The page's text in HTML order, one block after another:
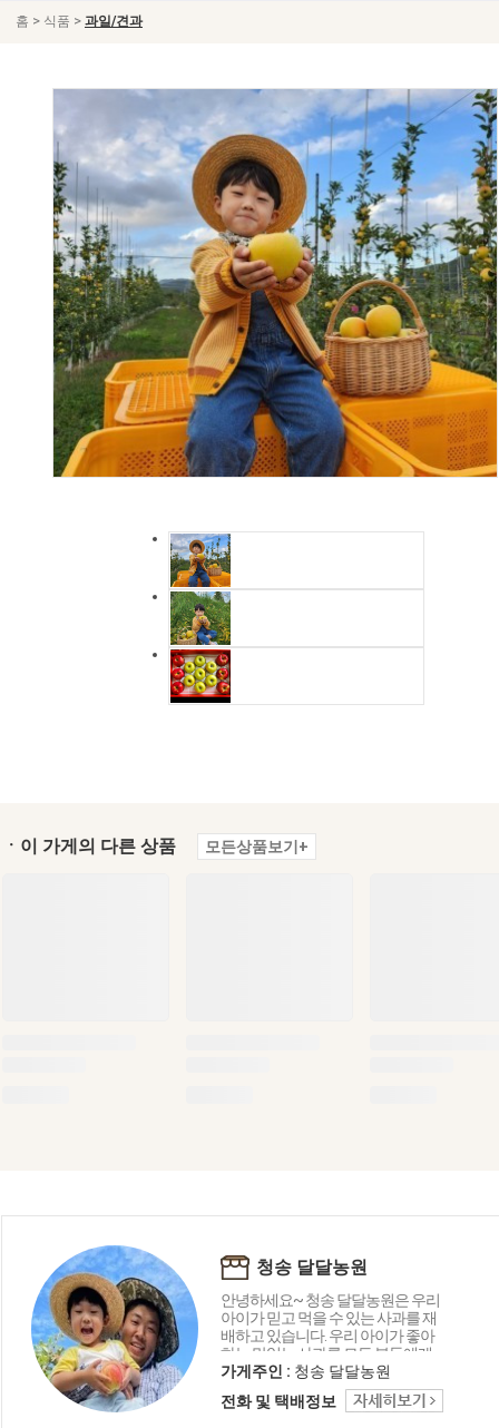
홈 > 식품 > 과일/견과
ㆍ이 가게의 다른 상품 모든상품보기+
청송 달달농원
안녕하세요~ 청송 달달농원은 우리
아이가 믿고 먹을 수 있는 사과를 재
배하고 있습니다. 우리 아이가 좋아
하는 맛있는 사과를 모든 분들에게
전해 드리고 싶습니다. 언제나 믿을
수 있는 청송 달달농원에서 건강한
사과 맛보고 가세요^^
가게주인 : 청송 달달농원
전화 및 택배정보